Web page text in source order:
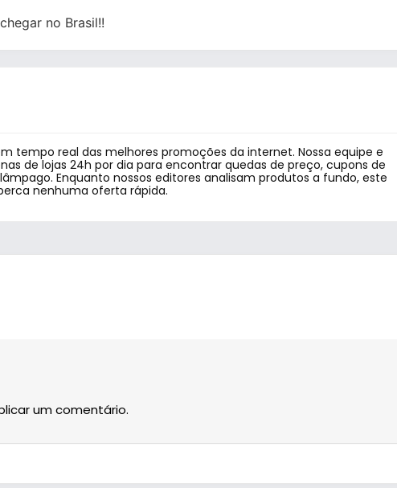
no Brasil!!
tempo real das melhores promoções da internet. Nossa equipe e
de lojas 24h por dia para encontrar quedas de preço, cupons de
Enquanto nossos editores analisam produtos a fundo, este
nenhuma oferta rápida.
um comentário.